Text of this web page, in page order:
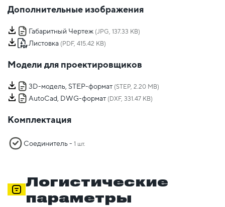
Дополнительные изображения
Габаритный Чертеж (JPG, 137.33 KB)
Листовка (PDF, 415.42 KB)
Модели для проектировщиков
3D-модель, STEP-формат (STEP, 2.20 MB)
AutoCad, DWG-формат (DXF, 331.47 KB)
Комплектация
Соединитель - 1 шт.
Логистические
параметры